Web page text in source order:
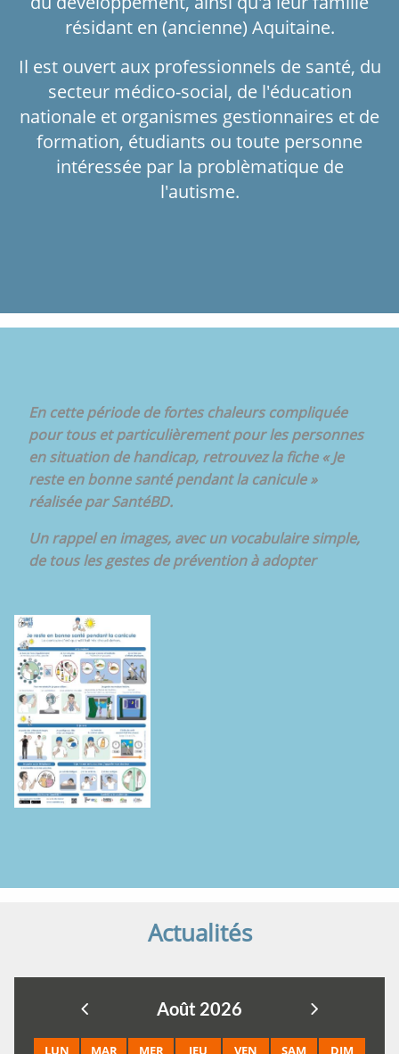
résidant en (ancienne) Aquitaine.
Il est ouvert aux professionnels de santé, du
secteur médico-social, de l'éducation
nationale et organismes gestionnaires et de
formation, étudiants ou toute personne
intéressée par la problèmatique de
l'autisme.
En cette période de fortes chaleurs compliquée
pour tous et particulièrement pour les personnes
en situation de handicap, retrouvez la fiche « Je
reste en bonne santé pendant la canicule »
réalisée par SantéBD.
Un rappel en images, avec un vocabulaire simple,
de tous les gestes de prévention à adopter
Actualités
Août 2026
LUN MAR MER JEU VEN SAM DIM